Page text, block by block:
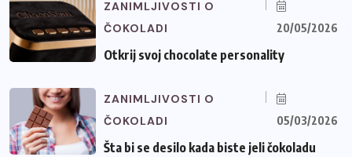
ZANIMLJIVOSTI O
ČOKOLADI
20/05/2026
Otkrij svoj chocolate personality
ZANIMLJIVOSTI O
ČOKOLADI
05/03/2026
Šta bi se desilo kada biste jeli čokoladu